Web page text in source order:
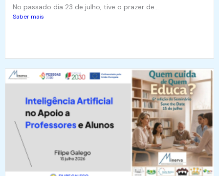
No passado dia 23 de julho, tive o prazer de...
Saber mais